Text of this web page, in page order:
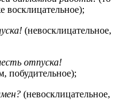
восклицательное);
(невосклицательное,
отпуска!
побудительное);
(невосклицательное,